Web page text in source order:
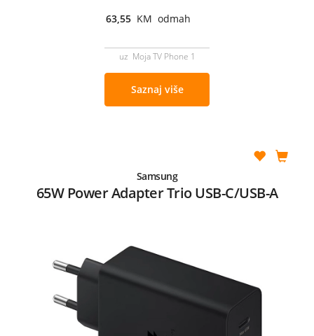
63,55 KM odmah
uz Moja TV Phone 1
Saznaj više
Samsung
65W Power Adapter Trio USB-C/USB-A